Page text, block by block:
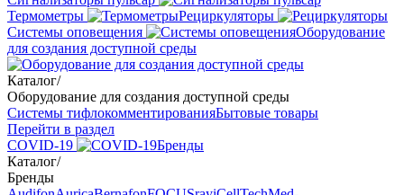
Термометры
Рециркуляторы
Cистемы оповещения
Оборудование
для создания доступной среды
Каталог/
Оборудование для создания доступной среды
Системы тифлокомментированияБытовые товары
Перейти в раздел
COVID-19
Бренды
Каталог/
Бренды